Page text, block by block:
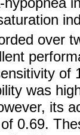
over
of
was
its
0.69.